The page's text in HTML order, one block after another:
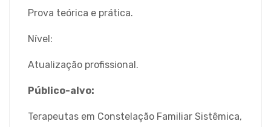
Prova teórica e prática.
Nível:
Atualização profissional.
Público-alvo:
Terapeutas em Constelação Familiar Sistêmica,